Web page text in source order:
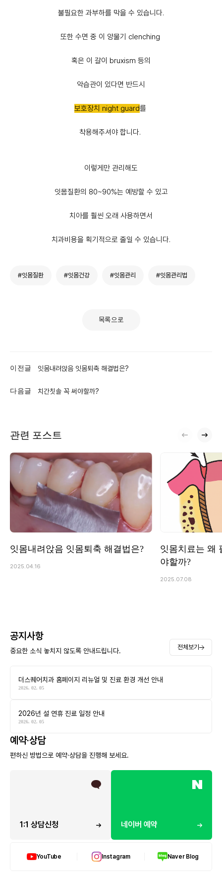
불필요한 과부하를 막을 수 있습니다.
또한 수면 중 이 앙물기 clenching
혹은 이 갈이 bruxism 등의
악습관이 있다면 반드시
보호장치 night guard를
착용해주셔야 합니다.
이렇게만 관리해도
잇몸질환의 80~90%는 예방할 수 있고
치아를 훨씬 오래 사용하면서
치과비용을 획기적으로 줄일 수 있습니다.
#잇몸질환 #잇몸건강 #잇몸관리 #잇몸관리법
목록으로
이전글 잇몸내려앉음 잇몸퇴축 해결법은?
다음글 치간칫솔 꼭 써야할까?
관련 포스트
잇몸내려앉음 잇몸퇴축 해결법은?
2025.04.16
잇몸치료는 왜
야할까?
2025.07.08
공지사항
중요한 소식 놓치지 않도록 안내드립니다. 전체보기
더스퀘어치과 홈페이지 리뉴얼 및 진료 환경 개선 안내
2026. 02. 05
2026년 설 연휴 진료 일정 안내
2026. 02. 05
예약·상담
편하신 방법으로 예약·상담을 진행해 보세요.
1:1 상담신청 네이버 예약
YouTube Instagram Naver Blog